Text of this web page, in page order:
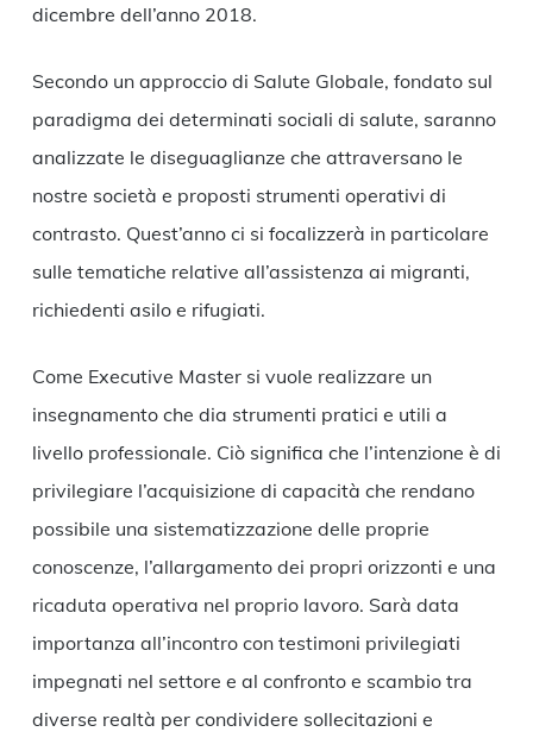
dicembre dell’anno 2018.
Secondo un approccio di Salute Globale, fondato sul
paradigma dei determinati sociali di salute, saranno
analizzate le diseguaglianze che attraversano le
nostre società e proposti strumenti operativi di
contrasto. Quest’anno ci si focalizzerà in particolare
sulle tematiche relative all’assistenza ai migranti,
richiedenti asilo e rifugiati.
Come Executive Master si vuole realizzare un
insegnamento che dia strumenti pratici e utili a
livello professionale. Ciò significa che l’intenzione è di
privilegiare l’acquisizione di capacità che rendano
possibile una sistematizzazione delle proprie
conoscenze, l’allargamento dei propri orizzonti e una
ricaduta operativa nel proprio lavoro. Sarà data
importanza all’incontro con testimoni privilegiati
impegnati nel settore e al confronto e scambio tra
diverse realtà per condividere sollecitazioni e